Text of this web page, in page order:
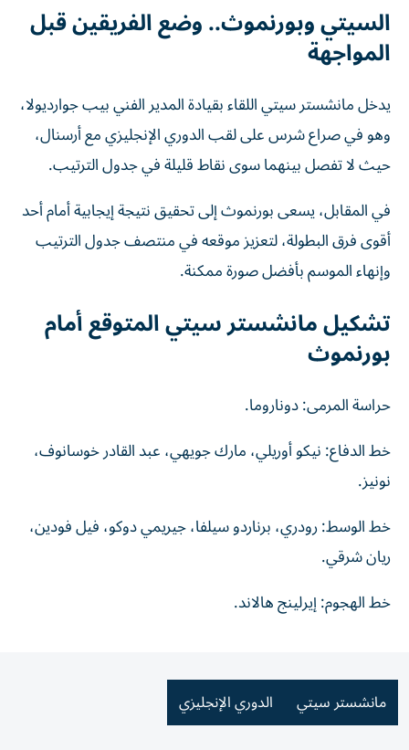
السيتي وبورنموث.. وضع الفريقين قبل
المواجهة
يدخل مانشستر سيتي اللقاء بقيادة المدير الفني بيب جوارديولا،
وهو في صراع شرس على لقب الدوري الإنجليزي مع أرسنال،
حيث لا تفصل بينهما سوى نقاط قليلة في جدول الترتيب.
في المقابل، يسعى بورنموث إلى تحقيق نتيجة إيجابية أمام أحد
أقوى فرق البطولة، لتعزيز موقعه في منتصف جدول الترتيب
وإنهاء الموسم بأفضل صورة ممكنة.
تشكيل مانشستر سيتي المتوقع أمام
بورنموث
حراسة المرمى: دوناروما.
خط الدفاع: نيكو أوريلي، مارك جويهي، عبد القادر خوسانوف،
نونيز.
خط الوسط: رودري، برناردو سيلفا، جيريمي دوكو، فيل فودين،
ريان شرقي.
خط الهجوم: إيرلينج هالاند.
مانشستر سيتي الدوري الإنجليزي